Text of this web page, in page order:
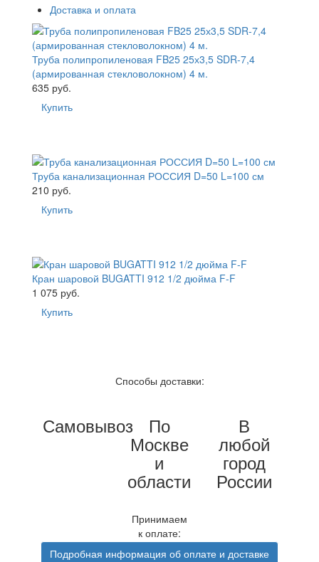
Доставка и оплата
Труба полипропиленовая FB25 25х3,5 SDR-7,4
(армированная стекловолокном) 4 м.
635 руб.
Купить
Труба канализационная РОССИЯ D=50 L=100 см
210 руб.
Купить
Кран шаровой BUGATTI 912 1/2 дюйма F-F
1 075 руб.
Купить
Способы доставки:
Самовывоз По
Москве
и
области
В
любой
город
России
Принимаем
к оплате:
Подробная информация об оплате и доставке